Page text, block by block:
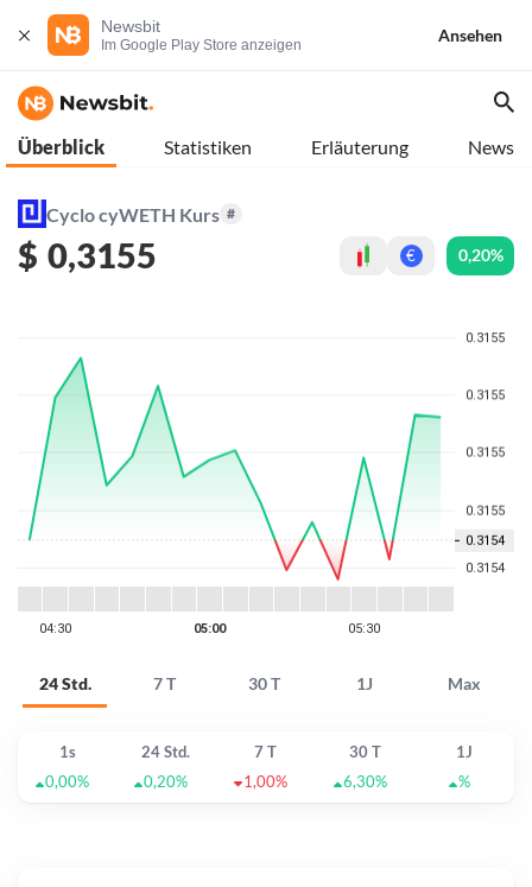
Newsbit
Im Google Play Store anzeigen
Ansehen
Überblick Statistiken Erläuterung News
Cyclo cyWETH Kurs #
$ 0,3155 € 0,20%
24 Std. 7 T 30 T 1J Max
1s 24 Std. 7 T 30 T
1J
0,00%
0,20% 1,00% 6,30% %